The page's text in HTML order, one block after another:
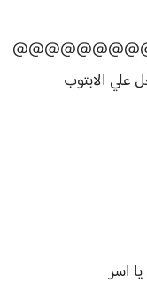
علي الابتوب
اسر